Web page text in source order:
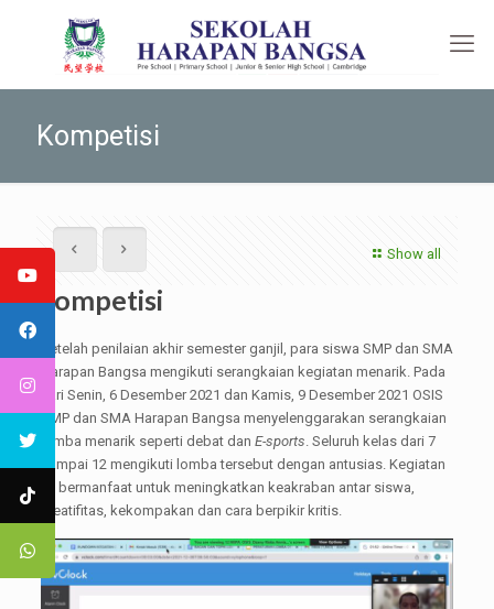
Kompetisi
Show all
Kompetisi
Setelah penilaian akhir semester ganjil, para siswa SMP dan SMA
Harapan Bangsa mengikuti serangkaian kegiatan menarik. Pada
hari Senin, 6 Desember 2021 dan Kamis, 9 Desember 2021 OSIS
SMP dan SMA Harapan Bangsa menyelenggarakan serangkaian
lomba menarik seperti debat dan E-sports. Seluruh kelas dari 7
sampai 12 mengikuti lomba tersebut dengan antusias. Kegiatan
ini bermanfaat untuk meningkatkan keakraban antar siswa,
kreatifitas, kekompakan dan cara berpikir kritis.